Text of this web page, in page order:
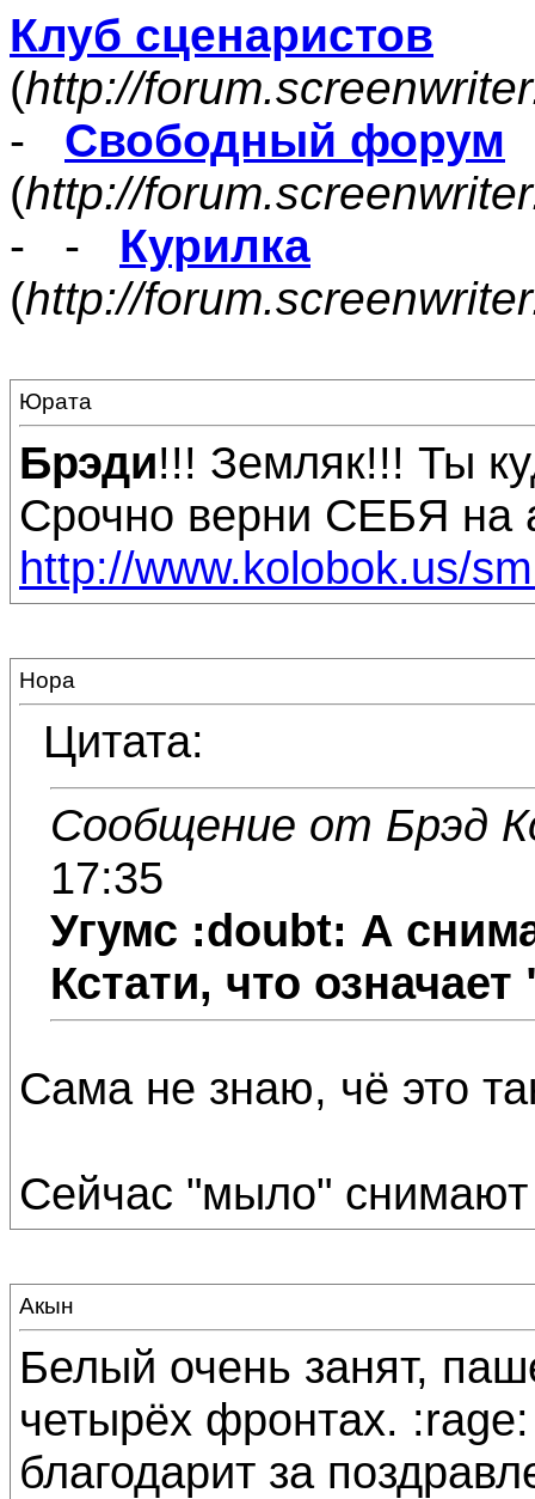
Клуб сценаристов
(http://
- Свободный форум
(http://
- - Курилка
(http://
Юрата
Брэди!!! Земляк!!! Ты
Срочно верни СЕБЯ на
http://www.kolobok.us/
Нора
Цитата:
Сообщение от Брэд
17:35
Угумс :doubt: А
Кстати, что
Сама не знаю, чё это
Сейчас "мыло"
Акын
Белый очень занят,
четырёх фронтах.
благодарит за